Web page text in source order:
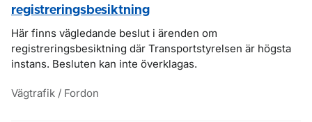
registreringsbesiktning
Här finns vägledande beslut i ärenden om
registreringsbesiktning där Transportstyrelsen är högsta
instans. Besluten kan inte överklagas.
Vägtrafik / Fordon